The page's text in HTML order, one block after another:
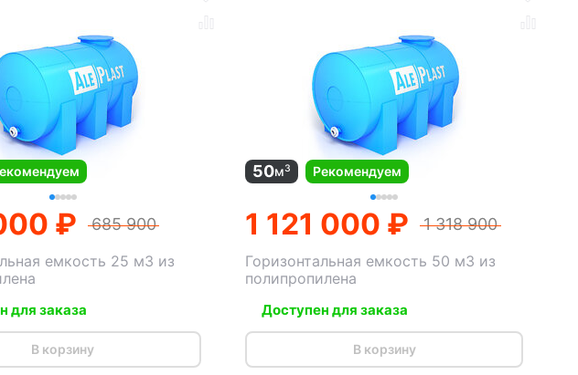
емкость 25 м3 из
для заказа
₽ 685 900
В корзину
Горизонтальная емкость 50 м3 из
полипропилена
50м3 Рекомендуем
Доступен для заказа
1 121 000 ₽ 1 318 900
В корзину